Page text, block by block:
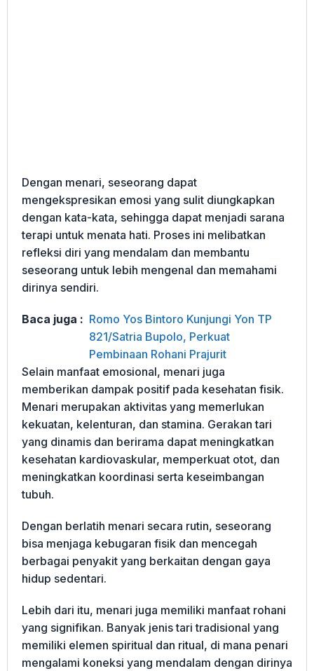
Dengan menari, seseorang dapat
mengekspresikan emosi yang sulit diungkapkan
dengan kata-kata, sehingga dapat menjadi sarana
terapi untuk menata hati. Proses ini melibatkan
refleksi diri yang mendalam dan membantu
seseorang untuk lebih mengenal dan memahami
dirinya sendiri.
Baca juga : Romo Yos Bintoro Kunjungi Yon TP
821/Satria Bupolo, Perkuat
Pembinaan Rohani Prajurit
Selain manfaat emosional, menari juga
memberikan dampak positif pada kesehatan fisik.
Menari merupakan aktivitas yang memerlukan
kekuatan, kelenturan, dan stamina. Gerakan tari
yang dinamis dan berirama dapat meningkatkan
kesehatan kardiovaskular, memperkuat otot, dan
meningkatkan koordinasi serta keseimbangan
tubuh.
Dengan berlatih menari secara rutin, seseorang
bisa menjaga kebugaran fisik dan mencegah
berbagai penyakit yang berkaitan dengan gaya
hidup sedentari.
Lebih dari itu, menari juga memiliki manfaat rohani
yang signifikan. Banyak jenis tari tradisional yang
memiliki elemen spiritual dan ritual, di mana penari
mengalami koneksi yang mendalam dengan dirinya